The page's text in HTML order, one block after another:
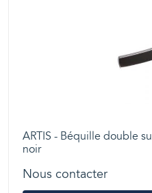
ARTIS - Béquille double
noir
Nous contacter